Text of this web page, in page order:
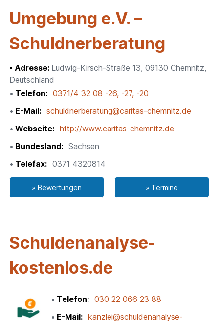
Umgebung e.V. –
Schuldnerberatung
Adresse: Ludwig-Kirsch-Straße 13, 09130 Chemnitz,
Deutschland
Telefon
0371/4 32 08 -26, -27, -20
E-Mail
schuldnerberatung@caritas-chemnitz.de
Webseite
http://www.caritas-chemnitz.de
Bundesland
Sachsen
Telefax
0371 4320814
» Bewertungen » Termine
Schuldenanalyse-
kostenlos.de
Telefon
030 22 066 23 88
E-Mail
kanzlei@schuldenanalyse-